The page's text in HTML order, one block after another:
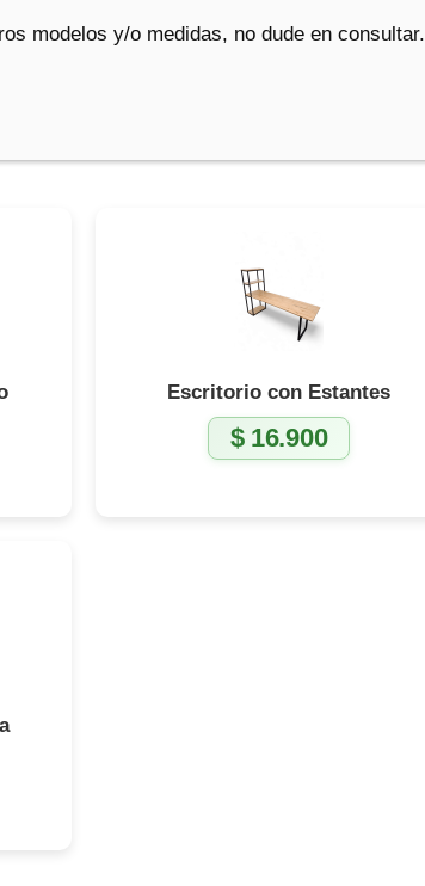
modelos y/o medidas, no dude en consultar.
Escritorio con Estantes
$16.900